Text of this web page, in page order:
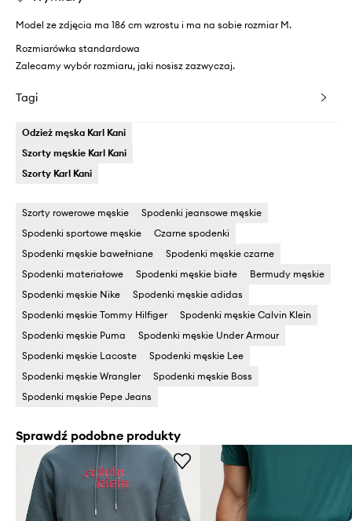
Model ze zdjęcia ma 186 cm wzrostu i ma na sobie rozmiar M.
Rozmiarówka standardowa
Zalecamy wybór rozmiaru, jaki nosisz zazwyczaj.
Tagi
Odzież męska Karl Kani
Szorty męskie Karl Kani
Szorty Karl Kani
Szorty rowerowe męskie
Spodenki jeansowe męskie
Spodenki sportowe męskie
Czarne spodenki
Spodenki męskie bawełniane
Spodenki męskie czarne
Spodenki materiałowe
Spodenki męskie białe
Bermudy męskie
Spodenki męskie Nike
Spodenki męskie adidas
Spodenki męskie Tommy Hilfiger
Spodenki męskie Calvin Klein
Spodenki męskie Puma
Spodenki męskie Under Armour
Spodenki męskie Lacoste
Spodenki męskie Lee
Spodenki męskie Wrangler
Spodenki męskie Boss
Spodenki męskie Pepe Jeans
Sprawdź podobne produkty